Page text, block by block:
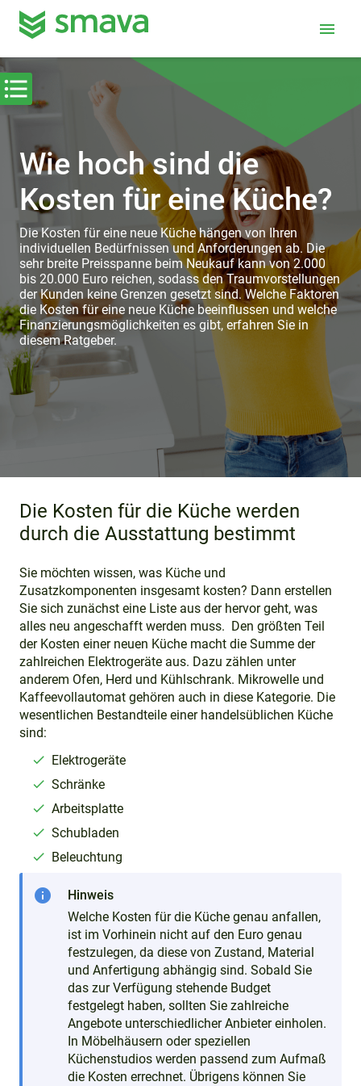
menu
Wie hoch sind die
Kosten für eine Küche?
Die Kosten für eine neue Küche hängen von Ihren
individuellen Bedürfnissen und Anforderungen ab. Die
sehr breite Preisspanne beim Neukauf kann von 2.000
bis 20.000 Euro reichen, sodass den Traumvorstellungen
der Kunden keine Grenzen gesetzt sind. Welche Faktoren
die Kosten für eine neue Küche beeinflussen und welche
Finanzierungsmöglichkeiten es gibt, erfahren Sie in
diesem Ratgeber.
Die Kosten für die Küche werden
durch die Ausstattung bestimmt
Sie möchten wissen, was Küche und
Zusatzkomponenten insgesamt kosten? Dann erstellen
Sie sich zunächst eine Liste aus der hervor geht, was
alles neu angeschafft werden muss. Den größten Teil
der Kosten einer neuen Küche macht die Summe der
zahlreichen Elektrogeräte aus. Dazu zählen unter
anderem Ofen, Herd und Kühlschrank. Mikrowelle und
Kaffeevollautomat gehören auch in diese Kategorie. Die
wesentlichen Bestandteile einer handelsüblichen Küche
sind:
Elektrogeräte
Schränke
Arbeitsplatte
Schubladen
Beleuchtung
info
Hinweis
Welche Kosten für die Küche genau anfallen,
ist im Vorhinein nicht auf den Euro genau
festzulegen, da diese von Zustand, Material
und Anfertigung abhängig sind. Sobald Sie
das zur Verfügung stehende Budget
festgelegt haben, sollten Sie zahlreiche
Angebote unterschiedlicher Anbieter einholen.
In Möbelhäusern oder speziellen
Küchenstudios werden passend zum Aufmaß
die Kosten errechnet. Übrigens können Sie